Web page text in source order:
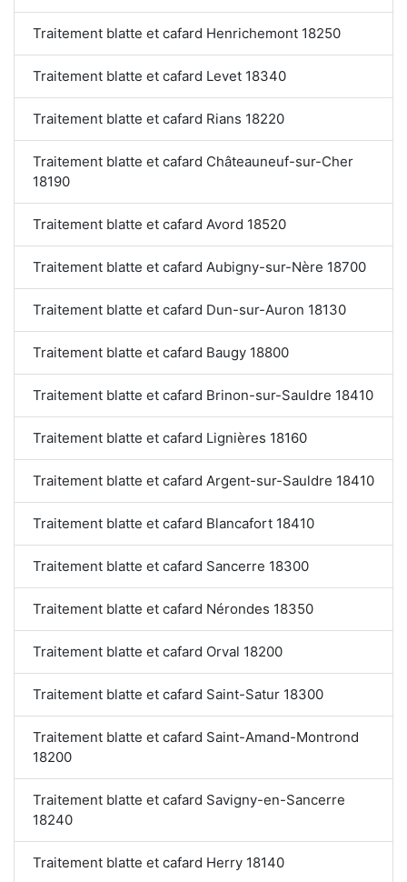
Traitement blatte et cafard Henrichemont 18250
Traitement blatte et cafard Levet 18340
Traitement blatte et cafard Rians 18220
Traitement blatte et cafard Châteauneuf-sur-Cher
18190
Traitement blatte et cafard Avord 18520
Traitement blatte et cafard Aubigny-sur-Nère 18700
Traitement blatte et cafard Dun-sur-Auron 18130
Traitement blatte et cafard Baugy 18800
Traitement blatte et cafard Brinon-sur-Sauldre 18410
Traitement blatte et cafard Lignières 18160
Traitement blatte et cafard Argent-sur-Sauldre 18410
Traitement blatte et cafard Blancafort 18410
Traitement blatte et cafard Sancerre 18300
Traitement blatte et cafard Nérondes 18350
Traitement blatte et cafard Orval 18200
Traitement blatte et cafard Saint-Satur 18300
Traitement blatte et cafard Saint-Amand-Montrond
18200
Traitement blatte et cafard Savigny-en-Sancerre
18240
Traitement blatte et cafard Herry 18140